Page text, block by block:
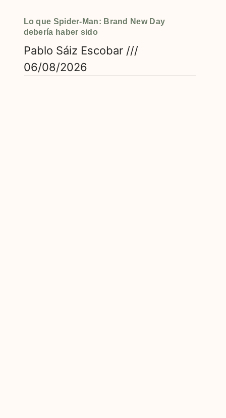
Lo que Spider-Man: Brand New Day
debería haber sido
Pablo Sáiz Escobar
06/08/2026